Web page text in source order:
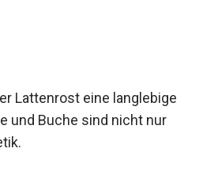
Lattenrost eine langlebige
und Buche sind nicht nur